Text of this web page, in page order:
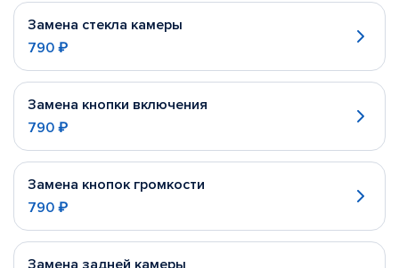
Замена стекла камеры
790 ₽
Замена кнопки включения
790 ₽
Замена кнопок громкости
790 ₽
Замена задней камеры